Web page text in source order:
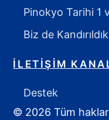
Pinokyo Tarihi 1
Biz de Kandırıldık
İLETIŞIM
Destek
© 2026 Tüm